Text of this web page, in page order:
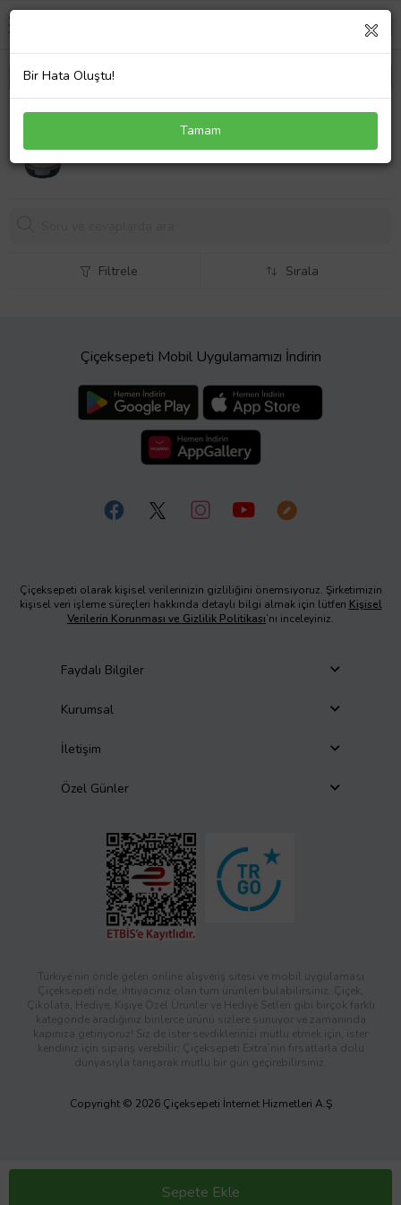
Outwell Pegasus Solar Lantern Güneş Enerjili ve
USB Kamp Lambası
1999,00 TL
Sepete Ekle
Filtrele Sırala
Çiçeksepeti Mobil Uygulamamızı İndirin
Çiçeksepeti olarak kişisel verilerinizin gizliliğini önemsiyoruz. Şirketimizin
kişisel veri işleme süreçleri hakkında detaylı bilgi almak için lütfen Kişisel
Verilerin Korunması ve Gizlilik Politikası’nı inceleyiniz.
Faydalı Bilgiler
Kurumsal
İletişim
Özel Günler
Türkiye’nin önde gelen online alışveriş sitesi ve mobil uygulaması
Çiçeksepeti’nde, ihtiyacınız olan tüm ürünleri bulabilirsiniz. Çiçek,
Çikolata, Hediye, Kişiye Özel Ürünler ve Hediye Setleri gibi birçok farklı
kategoride aradığınız binlerce ürünü sizlere sunuyor ve zamanında
kapınıza getiriyoruz! Siz de ister sevdiklerinizi mutlu etmek için, ister
kendiniz için sipariş verebilir; Çiçeksepeti Extra’nın fırsatlarla dolu
dünyasıyla tanışarak mutlu bir gün geçirebilirsiniz.
Copyright © 2026 Çiçeksepeti İnternet Hizmetleri A.Ş
Bir Hata Oluştu!
Tamam